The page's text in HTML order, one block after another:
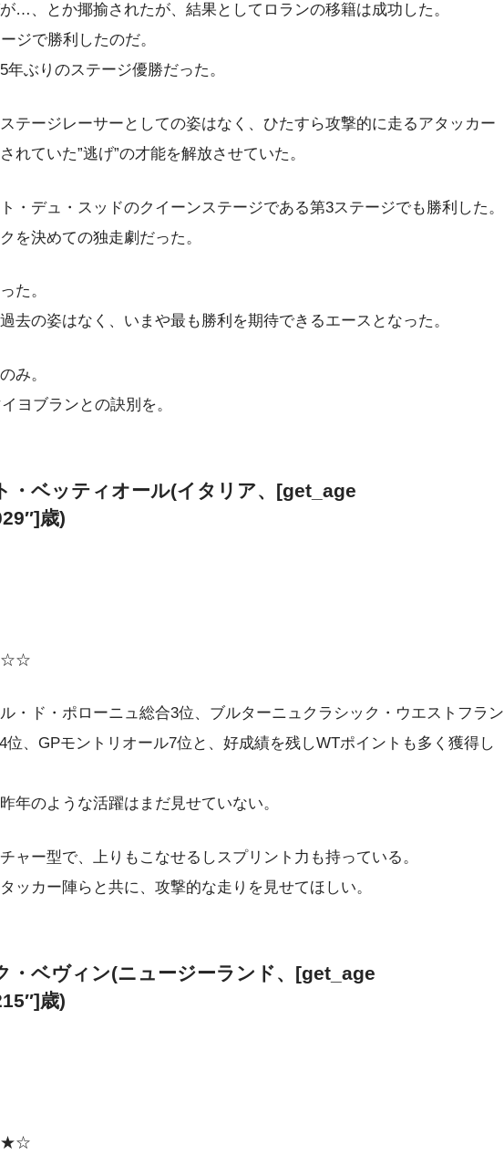
…、とか揶揄されたが、結果としてロランの移籍は成功した。
ジで勝利したのだ。
ぶりのステージ優勝だった。
テージレーサーとしての姿はなく、ひたすら攻撃的に走るアタッカー
れていた”逃げ”の才能を解放させていた。
・デュ・スッドのクイーンステージである第3ステージでも勝利した。
を決めての独走劇だった。
た。
去の姿はなく、いまや最も勝利を期待できるエースとなった。
み。
ヨブランとの訣別を。
・ベッティオール(イタリア、[get_age
歳)
・ド・ポローニュ総合3位、ブルターニュクラシック・ウエストフラン
位、GPモントリオール7位と、好成績を残しWTポイントも多く獲得し
年のような活躍はまだ見せていない。
ャー型で、上りもこなせるしスプリント力も持っている。
ッカー陣らと共に、攻撃的な走りを見せてほしい。
・ベヴィン(ニュージーランド、[get_age
歳)